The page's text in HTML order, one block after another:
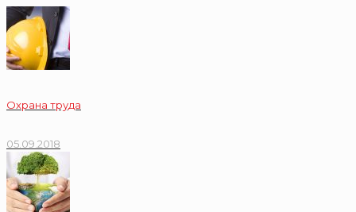
Охрана труда
05.09.2018